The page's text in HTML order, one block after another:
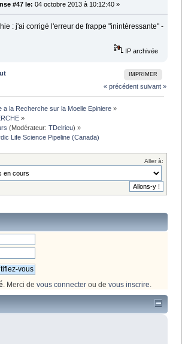
#47 le: 04 octobre 2013 à 10:12:40 »
: j'ai corrigé l'erreur de frappe "inintéressante" -
IP archivée
IMPRIMER
« précédent suivant »
a la Recherche sur la Moelle Epiniere »
»
(Modérateur:TDelrieu) »
Life Science Pipeline (Canada)
Aller à:
. Merci de vous connecter ou de vous inscrire.